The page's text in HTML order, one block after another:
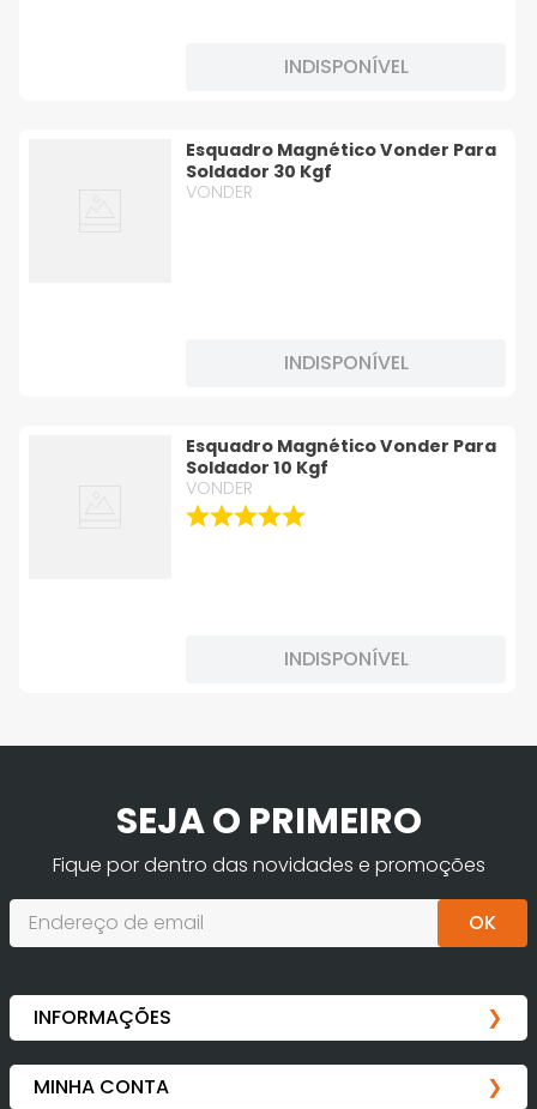
INDISPONÍVEL
Esquadro Magnético Vonder Para
Soldador 30 Kgf
VONDER
INDISPONÍVEL
Esquadro Magnético Vonder Para
Soldador 10 Kgf
VONDER
INDISPONÍVEL
SEJA O PRIMEIRO
Fique por dentro das novidades e promoções
OK